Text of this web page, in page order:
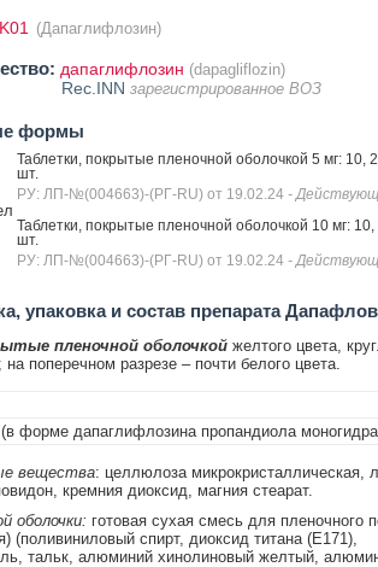
(Дапаглифлозин)
дапаглифлозин (dapagliflozin)
Rec.INN зарегистрированное ВОЗ
формы
Таблетки, покрытые пленочной оболочкой 5 мг: 10,
шт.
РУ: ЛП-№(004663)-(РГ-RU) от 19.02.24 -
Таблетки, покрытые пленочной оболочкой 10 мг:
шт.
РУ: ЛП-№(004663)-(РГ-RU) от 19.02.24 -
упаковка и состав препарата
пленочной оболочкойжелтого цвета,
поперечном разрезе – почти белого цвета.
форме дапаглифлозина пропандиола
вещества: целлюлоза микрокристаллическая,
кремния диоксид, магния стеарат.
оболочки: готовая сухая смесь для пленочного
(поливиниловый спирт, диоксид титана (Е171),
тальк, алюминий хинолиновый желтый,